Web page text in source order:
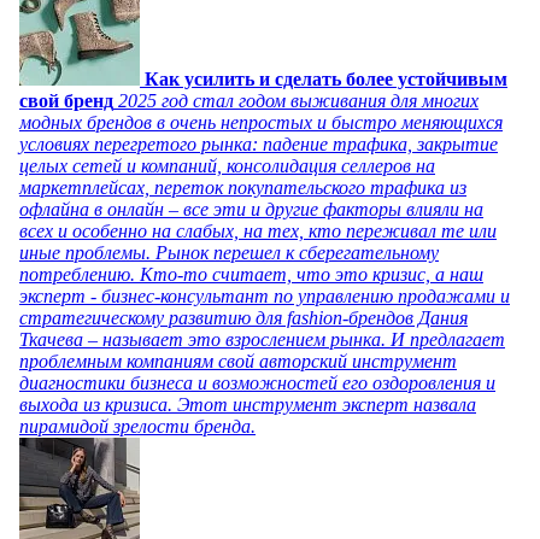
Как усилить и сделать более устойчивым
свой бренд 2025 год стал годом выживания для многих
модных брендов в очень непростых и быстро меняющихся
условиях перегретого рынка: падение трафика, закрытие
целых сетей и компаний, консолидация селлеров на
маркетплейсах, переток покупательского трафика из
офлайна в онлайн – все эти и другие факторы влияли на
всех и особенно на слабых, на тех, кто переживал те или
иные проблемы. Рынок перешел к сберегательному
потреблению. Кто-то считает, что это кризис, а наш
эксперт - бизнес-консультант по управлению продажами и
стратегическому развитию для fashion-брендов Дания
Ткачева – называет это взрослением рынка. И предлагает
проблемным компаниям свой авторский инструмент
диагностики бизнеса и возможностей его оздоровления и
выхода из кризиса. Этот инструмент эксперт назвала
пирамидой зрелости бренда.